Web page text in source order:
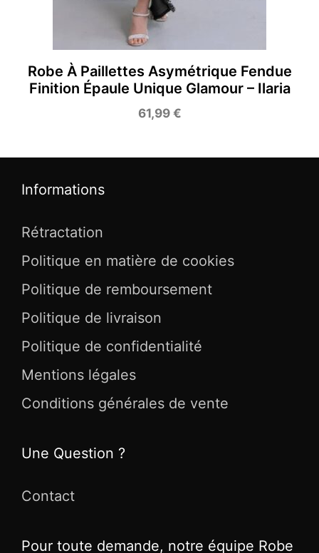
Robe À Paillettes Asymétrique Fendue
Finition Épaule Unique Glamour – Ilaria
61,99€
Informations
Rétractation
Politique en matière de cookies
Politique de remboursement
Politique de livraison
Politique de confidentialité
Mentions légales
Conditions générales de vente
Une Question ?
Contact
Pour toute demande, notre équipe Robe